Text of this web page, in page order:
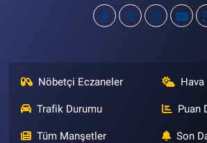
Nöbetçi Eczaneler
Trafik Durumu Puan
Tüm Manşetler Son